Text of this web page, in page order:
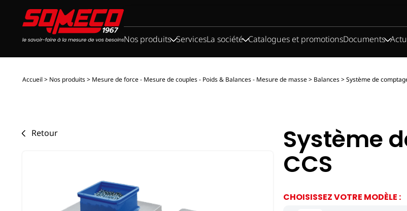
Rechercher :
Nos produits ServicesLa société Catalogues et promotionsDocuments
Accueil > Nos produits> Mesure de force - Mesure de couples - Poids & Balances - Mesure de masse> Balances>Système de
Retour Système
CCS
CHOISISSEZ VOTRE MODÈLE :